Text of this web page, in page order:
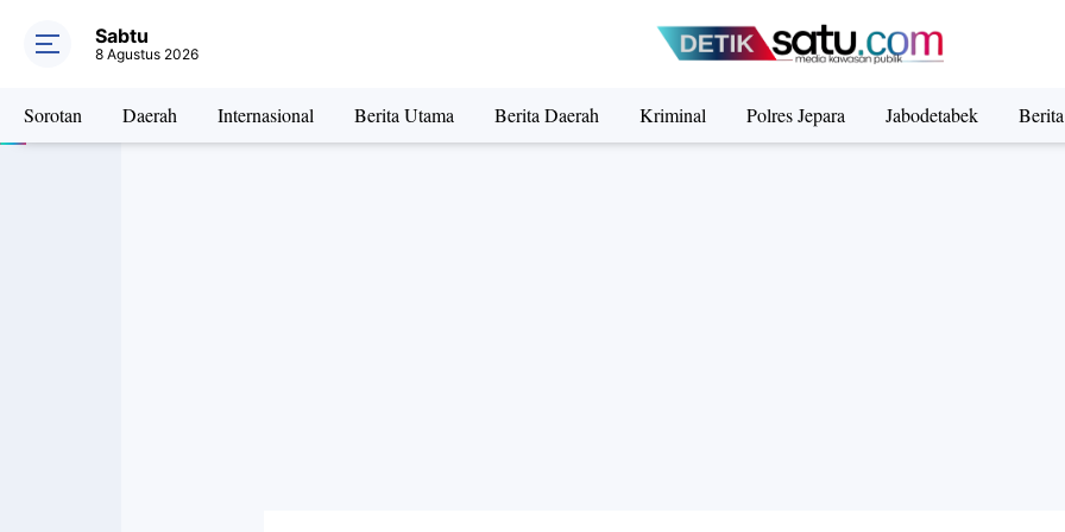
Sabtu
8 Agustus 2026
Sorotan Daerah Internasional Berita Utama Berita Daerah Kriminal Polres Jepara Jabodetabek